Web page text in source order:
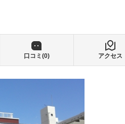
口コミ(0) アクセス